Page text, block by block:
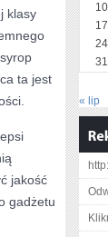
klasy
ta jest
jakość
gadżetu
10
17
24
31
« lip